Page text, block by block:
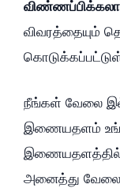
விவரத்தையும்
நீங்கள் வேலை
இணையதளம்
அனைத்து வேலை